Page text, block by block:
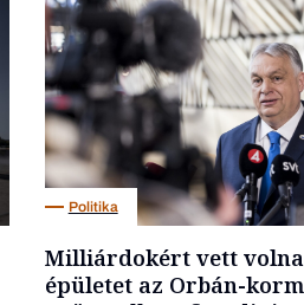
Politika
Milliárdokért vett volna
épületet az Orbán-